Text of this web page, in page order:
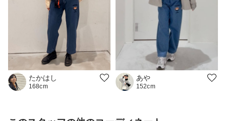
たかはし
168cm
あや
152cm